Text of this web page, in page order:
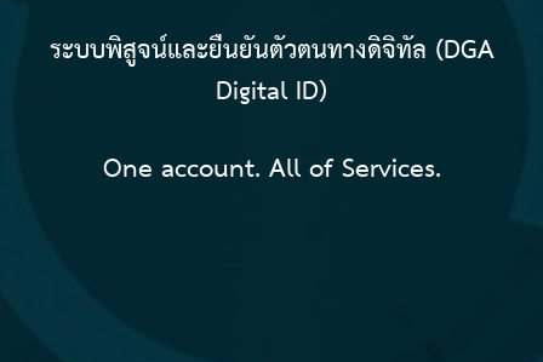
ระบบพิสูจน์และยืนยันตัวตนทางดิจิทัล (DGA
Digital ID)
One account. All of Services.